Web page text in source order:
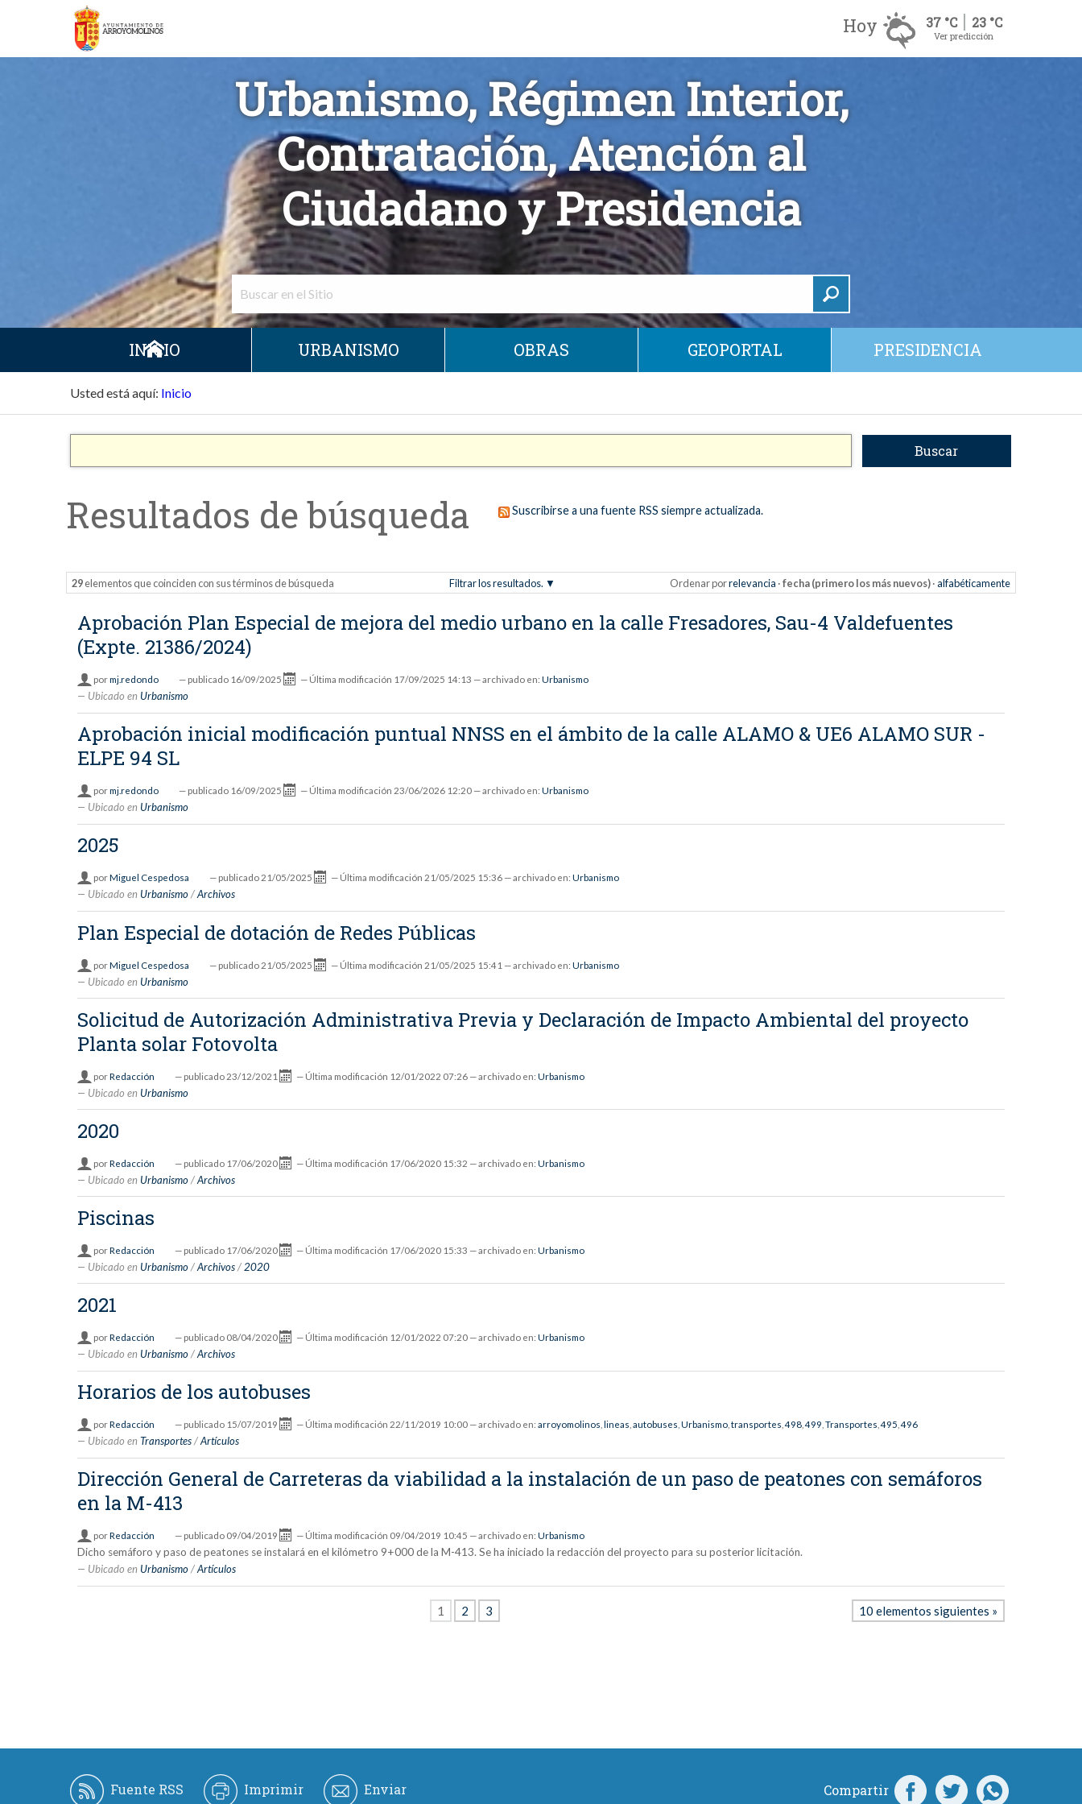
Hoy 37 °C 23 °C
Ver predicción
Urbanismo, Régimen Interior,
Contratación, Atención al
Ciudadano y Presidencia
INICIO URBANISMO OBRAS GEOPORTAL PRESIDENCIA
Usted está aquí: Inicio
Resultados de búsqueda Suscribirse a una fuente RSS siempre actualizada.
29elementos que coinciden con sus términos de búsqueda Filtrar los resultados. Ordenar porrelevancia ·fecha (primero los más nuevos) ·alfabéticamente
Aprobación Plan Especial de mejora del medio urbano en la calle Fresadores, Sau-4 Valdefuentes
(Expte. 21386/2024)
pormj.redondo — publicado16/09/2025 — Última modificación 17/09/2025 14:13 — archivado en:Urbanismo
Ubicado en Urbanismo
Aprobación inicial modificación puntual NNSS en el ámbito de la calle ALAMO & UE6 ALAMO SUR -
ELPE 94 SL
pormj.redondo — publicado16/09/2025 — Última modificación 23/06/2026 12:20 — archivado en:Urbanismo
Ubicado en Urbanismo
2025
porMiguel Cespedosa — publicado21/05/2025 — Última modificación 21/05/2025 15:36 — archivado en:Urbanismo
Ubicado en Urbanismo /Archivos
Plan Especial de dotación de Redes Públicas
porMiguel Cespedosa — publicado21/05/2025 — Última modificación 21/05/2025 15:41 — archivado en:Urbanismo
Ubicado en Urbanismo
Solicitud de Autorización Administrativa Previa y Declaración de Impacto Ambiental del proyecto
Planta solar Fotovolta
porRedacción — publicado23/12/2021 — Última modificación 12/01/2022 07:26 — archivado en:Urbanismo
Ubicado en Urbanismo
2020
porRedacción — publicado17/06/2020 — Última modificación 17/06/2020 15:32 — archivado en:Urbanismo
Ubicado en Urbanismo /Archivos
Piscinas
porRedacción — publicado17/06/2020 — Última modificación 17/06/2020 15:33 — archivado en:Urbanismo
Ubicado en Urbanismo /Archivos / 2020
2021
porRedacción — publicado08/04/2020 — Última modificación 12/01/2022 07:20 — archivado en:Urbanismo
Ubicado en Urbanismo /Archivos
Horarios de los autobuses
porRedacción — publicado15/07/2019 — Última modificación 22/11/2019 10:00 — archivado en:arroyomolinos ,lineas ,autobuses ,Urbanismo ,transportes ,498 ,499 ,Transportes ,495 ,496
Ubicado en Transportes /Artículos
Dirección General de Carreteras da viabilidad a la instalación de un paso de peatones con semáforos
en la M-413
porRedacción — publicado09/04/2019 — Última modificación 09/04/2019 10:45 — archivado en:Urbanismo
Dicho semáforo y paso de peatones se instalará en el kilómetro 9+000 de la M-413. Se ha iniciado la redacción del proyecto para su posterior licitación.
Ubicado en Urbanismo /Artículos
10 elementos siguientes »
1 2 3
Fuente RSS Imprimir Enviar Compartir